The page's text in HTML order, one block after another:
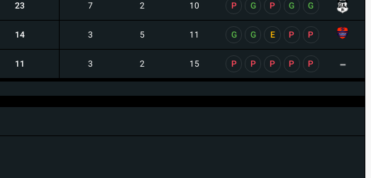
23 7 2 10 P G P G G
14 3 5 11 G G E P P
11 3 2 15 P P P P P -